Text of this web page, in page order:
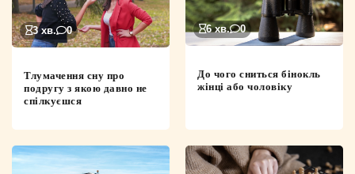
3 хв. 0
Тлумачення сну про
подругу з якою давно не
спілкуєшся
6 хв. 0
До чого сниться бінокль
жінці або чоловіку